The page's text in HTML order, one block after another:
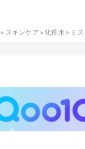
» スキンケア»化粧水» ミ